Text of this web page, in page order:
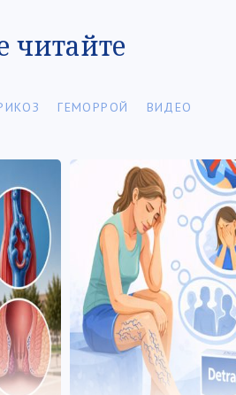
читайте
ГЕМОРРОЙ ВИДЕО